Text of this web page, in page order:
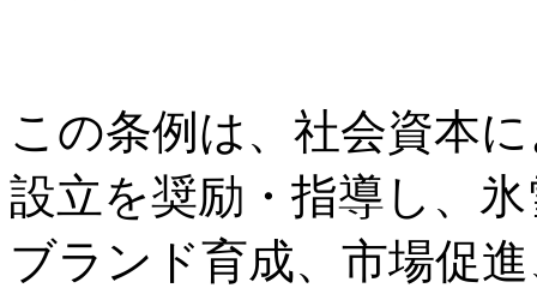
この条例は、社会資本
設立を奨励・指導し、
ブランド育成、市場促